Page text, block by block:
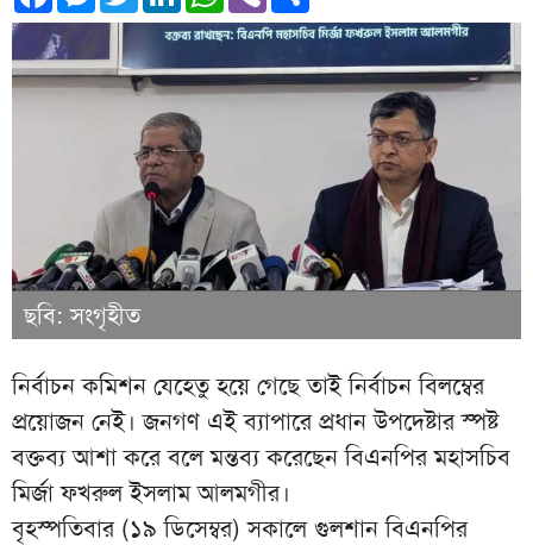
ছবি: সংগৃহীত
নির্বাচন কমিশন যেহেতু হয়ে গেছে তাই নির্বাচন বিলম্বের
প্রয়োজন নেই। জনগণ এই ব্যাপারে প্রধান উপদেষ্টার স্পষ্ট
বক্তব্য আশা করে বলে মন্তব্য করেছেন বিএনপির মহাসচিব
মির্জা ফখরুল ইসলাম আলমগীর।
বৃহস্পতিবার (১৯ ডিসেম্বর) সকালে গুলশান বিএনপির